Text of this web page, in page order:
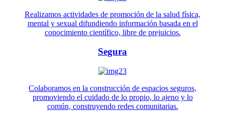
Realizamos actividades de promoción de la salud física,
mental y sexual difundiendo información basada en el
conocimiento científico, libre de prejuicios.
Segura
Colaboramos en la construcción de espacios seguros,
promoviendo el cuidado de lo propio, lo ajeno y lo
común, construyendo redes comunitarias.